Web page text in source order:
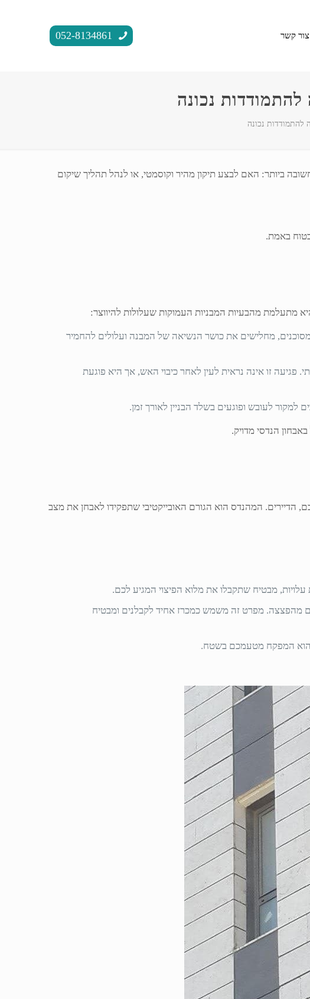
צור קשר
נכונה
להתמודדות נכונה
ביותר: האם לבצע תיקון מהיר וקוסמטי, או לנהל תהליך שיקום
באמת.
מתעלמת מהבעיות המבניות העמוקות שעלולות להיווצר:
מחלישים את כושר הנשיאה של המבנה ועלולים להחמיר
זו אינה נראית לעין לאחר כיבוי האש, אך היא פוגעת
למקור לעובש ופוגעים בשלד הבניין לאורך זמן.
הנדסי מדויק.
הדיירים. המהנדס הוא הגורם האובייקטיבי שתפקידו לאבחן את מצב
מבטיח שתקבלו את מלוא הפיצוי המגיע לכם.
מהפצצה. מפרט זה משמש כמכרז אחיד לקבלנים ומבטיח
הוא המפקח מטעמכם בשטח.